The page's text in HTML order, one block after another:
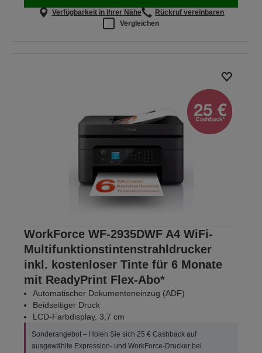
Verfügbarkeit in Ihrer Nähe
Rückruf vereinbaren
Vergleichen
WorkForce WF-2935DWF A4 WiFi-
Multifunktionstintenstrahldrucker
inkl. kostenloser Tinte für 6 Monate
mit ReadyPrint Flex-Abo*
Automatischer Dokumenteneinzug (ADF)
Beidseitiger Druck
LCD-Farbdisplay, 3,7 cm
Sonderangebot – Holen Sie sich 25 € Cashback auf
ausgewählte Expression- und WorkForce-Drucker bei